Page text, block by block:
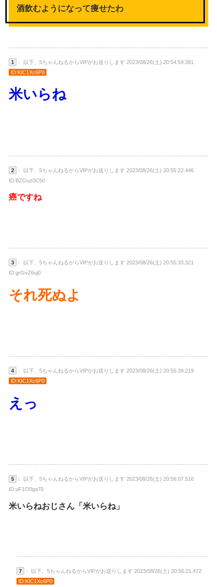
酒飲むようになって痩せたわ
1
： 以下、5ちゃんねるからVIPがお送りします 2023/08/26(土) 20:54:59.381
ID:KIC1Xc6P0
米いらね
2
： 以下、5ちゃんねるからVIPがお送りします 2023/08/26(土) 20:55:22.446
ID:BZGuz0C50
癌ですね
3
： 以下、5ちゃんねるからVIPがお送りします 2023/08/26(土) 20:55:33.321
ID:grGvZ6uj0
それ死ぬよ
4
： 以下、5ちゃんねるからVIPがお送りします 2023/08/26(土) 20:55:39.219
ID:KIC1Xc6P0
えっ
5
： 以下、5ちゃんねるからVIPがお送りします 2023/08/26(土) 20:56:07.516
ID:uF1O0ga70
米いらねおじさん「米いらね」
7
： 以下、5ちゃんねるからVIPがお送りします 2023/08/26(土) 20:56:21.472
ID:KIC1Xc6P0